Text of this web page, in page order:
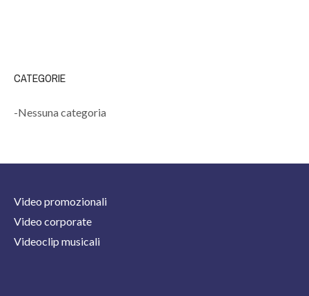
CATEGORIE
Nessuna categoria
Video promozionali
Video corporate
Videoclip musicali